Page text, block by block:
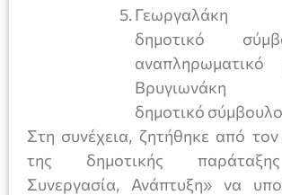
Γεωργαλάκη
δημοτικό
Βρυγιωνάκη
δημοτικό
Στη συνέχεια, ζητήθηκε από
της δημοτικής παράταξης
Συνεργασία, Ανάπτυξη» να